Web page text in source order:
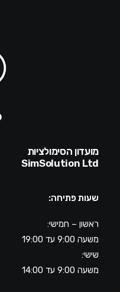
מועדון הסימולציות
SimSolution Ltd
שעות פתיחה:
ראשון – חמישי:
משעה 9:00 עד 19:00
שישי:
משעה 9:00 עד 14:00